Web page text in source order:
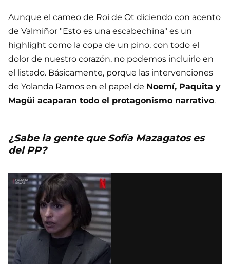
Aunque el cameo de Roi de Ot diciendo con acento
de Valmiñor "Esto es una escabechina" es un
highlight como la copa de un pino, con todo el
dolor de nuestro corazón, no podemos incluirlo en
el listado. Básicamente, porque las intervenciones
de Yolanda Ramos en el papel de Noemí, Paquita y
Magüi acaparan todo el protagonismo narrativo.
¿Sabe la gente que Sofía Mazagatos es
del PP?